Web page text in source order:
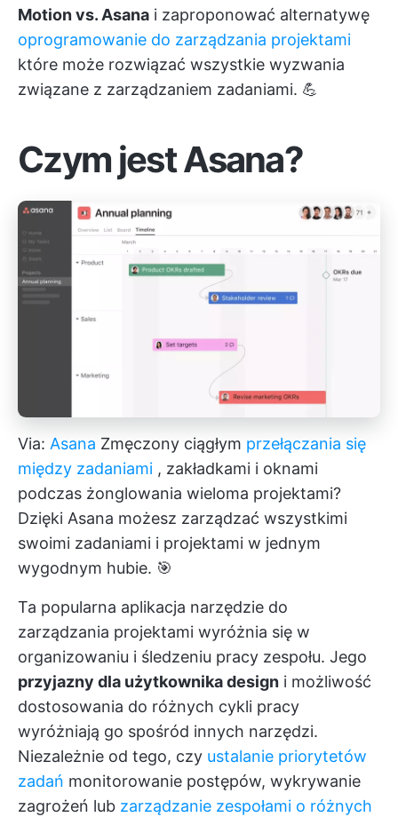
Motion vs. Asana i zaproponować alternatywę
oprogramowanie do zarządzania projektami
które może rozwiązać wszystkie wyzwania
związane z zarządzaniem zadaniami. 💪
Czym jest Asana?
Via: Asana Zmęczony ciągłym przełączania się
między zadaniami , zakładkami i oknami
podczas żonglowania wieloma projektami?
Dzięki Asana możesz zarządzać wszystkimi
swoimi zadaniami i projektami w jednym
wygodnym hubie. 🎯
Ta popularna aplikacja narzędzie do
zarządzania projektami wyróżnia się w
organizowaniu i śledzeniu pracy zespołu. Jego
przyjazny dla użytkownika design i możliwość
dostosowania do różnych cykli pracy
wyróżniają go spośród innych narzędzi.
Niezależnie od tego, czy ustalanie priorytetów
zadań monitorowanie postępów, wykrywanie
zagrożeń lub zarządzanie zespołami o różnych